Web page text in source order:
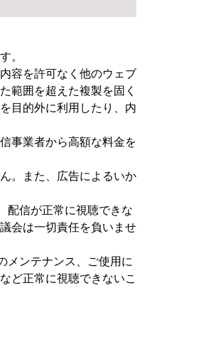
。
容を許可なく他のウェブ
範囲を超えた複製を固く
目的外に利用したり、内
事業者から高額な料金を
。また、広告によるいか
配信が正常に視聴できな
会は一切責任を負いませ
メンテナンス、ご使用に
ど正常に視聴できないこ